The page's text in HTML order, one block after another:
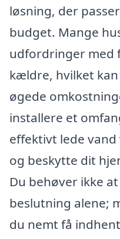
løsning, der
budget. Mange
udfordringer med
kældre, hvilket
øgede
installere et
effektivt lede
og beskytte dit
Du behøver ikke
beslutning alene;
du nemt få